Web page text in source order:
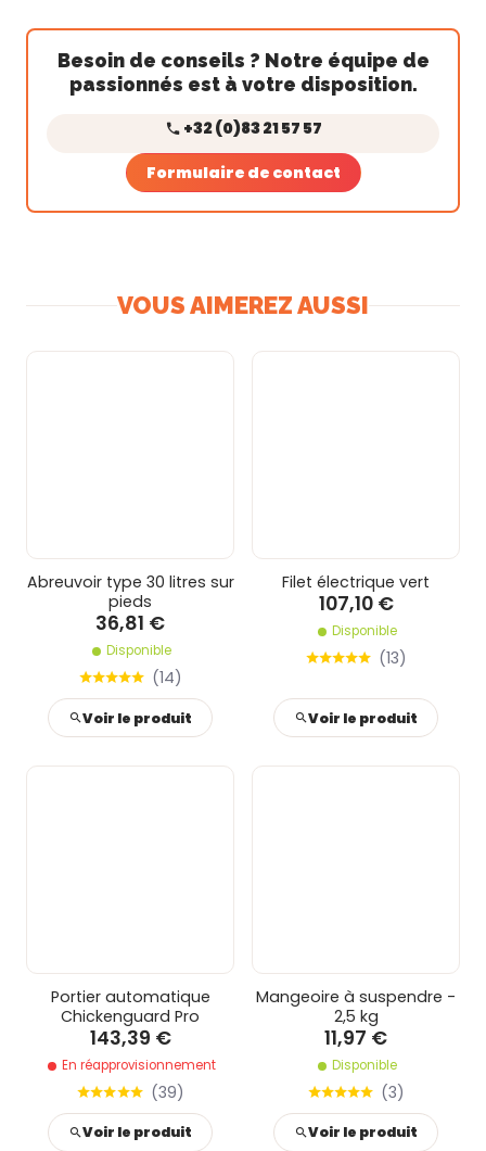
Besoin de conseils ? Notre équipe de
passionnés est à votre disposition.
+32 (0)83 21 57 57
Formulaire de contact
VOUS AIMEREZ AUSSI
Abreuvoir type 30 litres sur
pieds
36,81 €
Disponible
(14)
Voir le produit
Filet électrique vert
107,10 €
Disponible
(13)
Voir le produit
Portier automatique
Chickenguard Pro
143,39 €
En réapprovisionnement
(39)
Voir le produit
Mangeoire à suspendre -
2,5 kg
11,97 €
Disponible
(3)
Voir le produit